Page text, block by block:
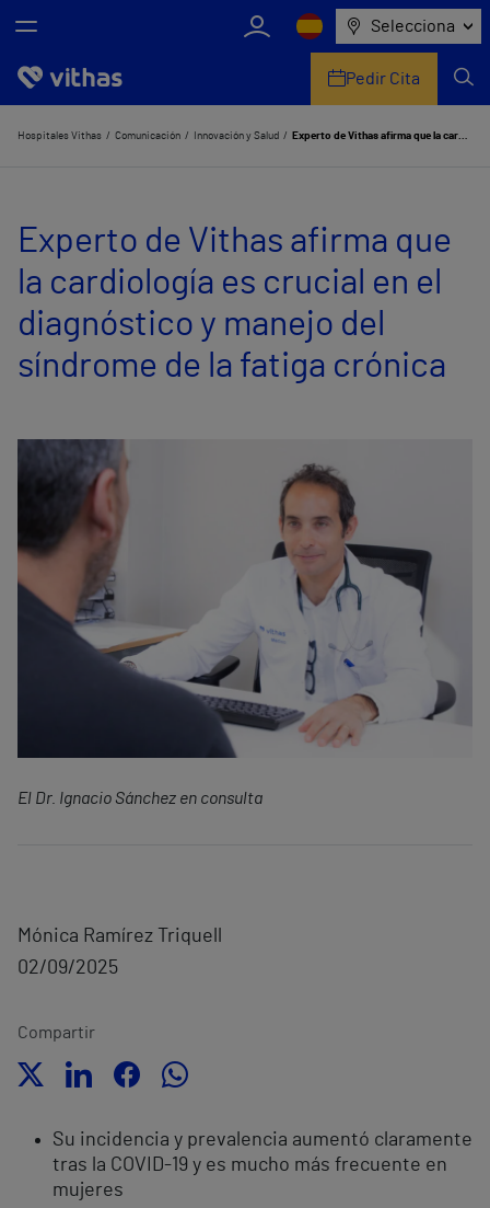
Selecciona
Nosotros
Servicios de salud
Equipo médico y asistencial
Información útil
Pedir Cita
Hospitales Vithas Comunicación Innovación y Salud Experto de Vithas afirma que la cardiología es crucial en el diagnóstico y manejo del síndrome de la fatiga crónica
Experto de Vithas afirma que
la cardiología es crucial en el
diagnóstico y manejo del
síndrome de la fatiga crónica
El Dr. Ignacio Sánchez en consulta
Mónica Ramírez Triquell
02/09/2025
Compartir
Su incidencia y prevalencia aumentó claramente
tras la COVID-19 y es mucho más frecuente en
mujeres